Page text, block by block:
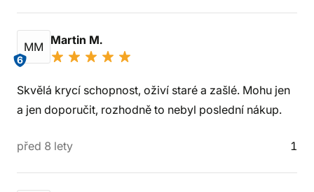
MM
6
Martin M.
Skvělá krycí schopnost, oživí staré a zašlé. Mohu jen
a jen doporučit, rozhodně to nebyl poslední nákup.
před 8 lety 1